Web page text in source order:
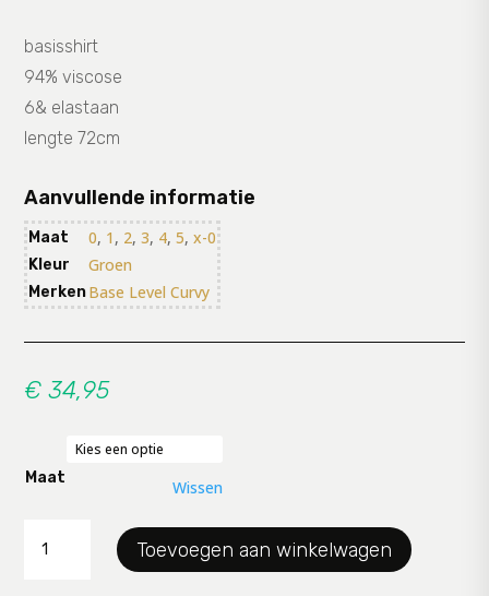
basisshirt
94% viscose
6& elastaan
lengte 72cm
Aanvullende informatie
Maat 0, 1 , 2,3, 4,5,x-0
Kleur Groen
MerkenBase Level Curvy
€ 34,95
Maat Wissen
Baselevel
Toevoegen aan winkelwagen